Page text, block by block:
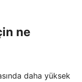
ne
daha yüksek